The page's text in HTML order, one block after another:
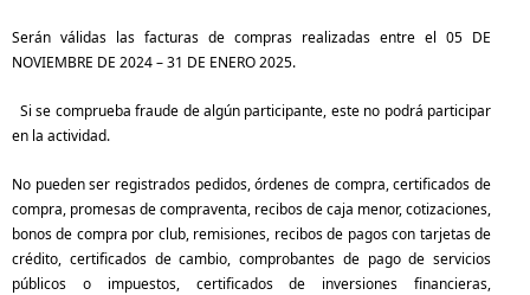
Serán válidas las facturas de compras realizadas entre el 05 DE
NOVIEMBRE DE 2024 – 31 DE ENERO 2025.
Si se comprueba fraude de algún participante, este no podrá participar
en la actividad.
No pueden ser registrados pedidos, órdenes de compra, certificados de
compra, promesas de compraventa, recibos de caja menor, cotizaciones,
bonos de compra por club, remisiones, recibos de pagos con tarjetas de
crédito, certificados de cambio, comprobantes de pago de servicios
públicos o impuestos, certificados de inversiones financieras,